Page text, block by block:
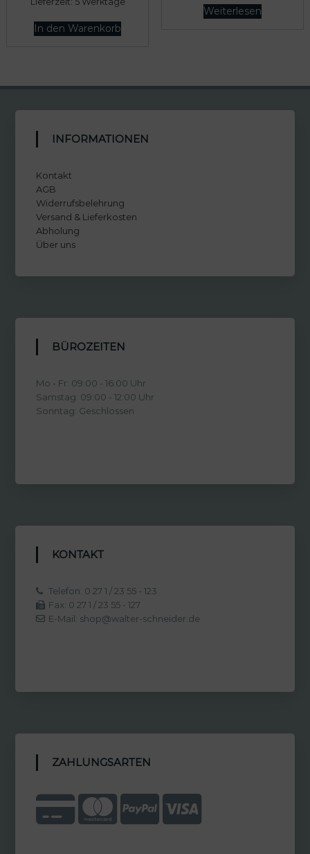
In den Warenkorb
Weiterlesen
INFORMATIONEN
Kontakt
AGB
Widerrufsbelehrung
Versand & Lieferkosten
Abholung
Über uns
BÜROZEITEN
Mo - Fr: 09:00 - 16:00 Uhr
Samstag: 09:00 - 12:00 Uhr
Sonntag: Geschlossen
KONTAKT
Telefon: 0 27 1 / 23 55 - 123
Fax: 0 27 1 / 23 55 - 127
E-Mail: shop@walter-schneider.de
ZAHLUNGSARTEN